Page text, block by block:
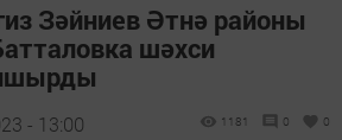
Зәйниев Әтнә районы
шәхси
- 13:00 1181 0 0